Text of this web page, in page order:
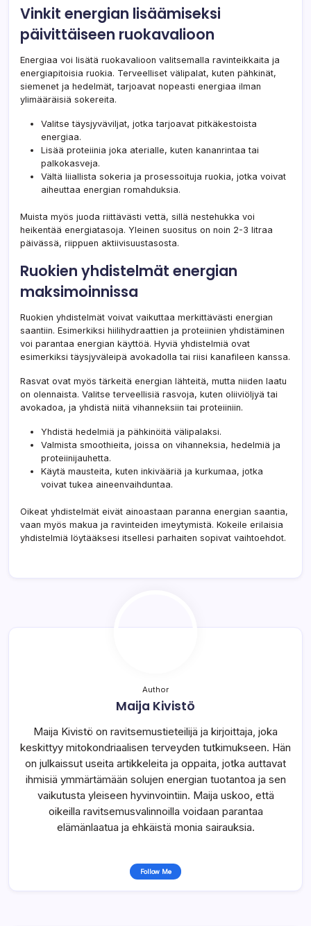
Vinkit energian lisäämiseksi
päivittäiseen ruokavalioon
Energiaa voi lisätä ruokavalioon valitsemalla ravinteikkaita ja
energiapitoisia ruokia. Terveelliset välipalat, kuten pähkinät,
siemenet ja hedelmät, tarjoavat nopeasti energiaa ilman
ylimääräisiä sokereita.
Valitse täysjyväviljat, jotka tarjoavat pitkäkestoista
energiaa.
Lisää proteiinia joka aterialle, kuten kananrintaa tai
palkokasveja.
Vältä liiallista sokeria ja prosessoituja ruokia, jotka voivat
aiheuttaa energian romahduksia.
Muista myös juoda riittävästi vettä, sillä nestehukka voi
heikentää energiatasoja. Yleinen suositus on noin 2-3 litraa
päivässä, riippuen aktiivisuustasosta.
Ruokien yhdistelmät energian
maksimoinnissa
Ruokien yhdistelmät voivat vaikuttaa merkittävästi energian
saantiin. Esimerkiksi hiilihydraattien ja proteiinien yhdistäminen
voi parantaa energian käyttöä. Hyviä yhdistelmiä ovat
esimerkiksi täysjyväleipä avokadolla tai riisi kanafileen kanssa.
Rasvat ovat myös tärkeitä energian lähteitä, mutta niiden laatu
on olennaista. Valitse terveellisiä rasvoja, kuten oliiviöljyä tai
avokadoa, ja yhdistä niitä vihanneksiin tai proteiiniin.
Yhdistä hedelmiä ja pähkinöitä välipalaksi.
Valmista smoothieita, joissa on vihanneksia, hedelmiä ja
proteiinijauhetta.
Käytä mausteita, kuten inkivääriä ja kurkumaa, jotka
voivat tukea aineenvaihduntaa.
Oikeat yhdistelmät eivät ainoastaan paranna energian saantia,
vaan myös makua ja ravinteiden imeytymistä. Kokeile erilaisia
yhdistelmiä löytääksesi itsellesi parhaiten sopivat vaihtoehdot.
Author
Maija Kivistö
Maija Kivistö on ravitsemustieteilijä ja kirjoittaja, joka
keskittyy mitokondriaalisen terveyden tutkimukseen. Hän
on julkaissut useita artikkeleita ja oppaita, jotka auttavat
ihmisiä ymmärtämään solujen energian tuotantoa ja sen
vaikutusta yleiseen hyvinvointiin. Maija uskoo, että
oikeilla ravitsemusvalinnoilla voidaan parantaa
elämänlaatua ja ehkäistä monia sairauksia.
Follow Me